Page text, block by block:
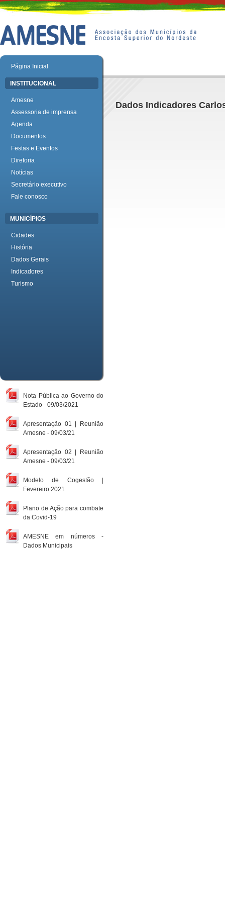
Página Inicial
INSTITUCIONAL
Amesne
Assessoria de imprensa
Agenda
Documentos
Festas e Eventos
Diretoria
Notícias
Secretário executivo
Fale conosco
MUNICÍPIOS
Cidades
História
Dados Gerais
Indicadores
Turismo
Nota Pública ao Governo do
Estado - 09/03/2021
Apresentação 01 | Reunião
Amesne - 09/03/21
Apresentação 02 | Reunião
Amesne - 09/03/21
Modelo de Cogestão |
Fevereiro 2021
Plano de Ação para combate
da Covid-19
AMESNE em números -
Dados Municipais
Dados Indicadores